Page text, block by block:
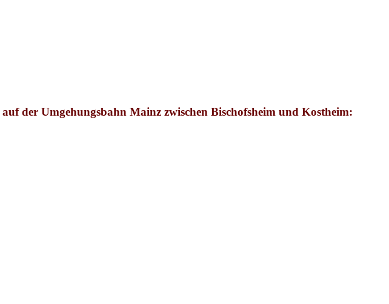
auf der Umgehungsbahn Mainz zwischen Bischofsheim und Kostheim: